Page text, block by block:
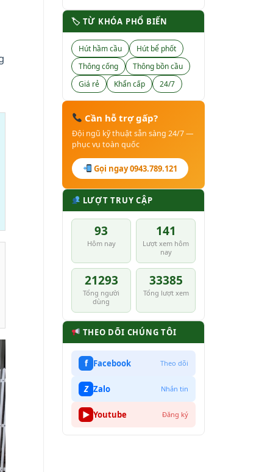
🏷 TỪ KHÓA PHỔ BIẾN
Hút hầm cầu
Hút bể phốt
Thông cống
Thông bồn cầu
Giá rẻ
Khẩn cấp 24/7
Cần hỗ trợ gấp?
Đội ngũ kỹ thuật sẵn sàng 24/7 —
phục vụ toàn quốc
Gọi ngay 0943.789.121
LƯỢT TRUY CẬP
93
Hôm nay
141
Lượt xem hôm
nay
21293
Tổng người
dùng
33385
Tổng lượt xem
THEO DÕI CHÚNG TÔI
f Facebook Theo dõi
Z Zalo Nhắn tin
▶ Youtube Đăng ký